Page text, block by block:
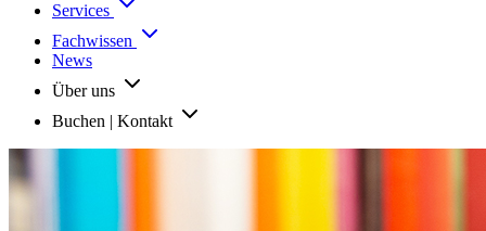
Services
Fachwissen
News
Über uns
Buchen | Kontakt